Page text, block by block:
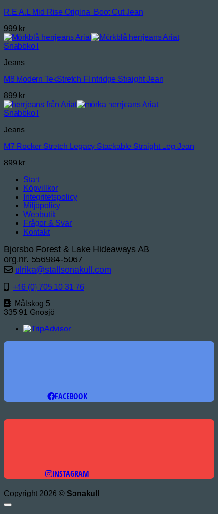
R.E.A.L Mid Rise Original Boot Cut Jean
999 kr
Snabbkoll
Jeans
M8 Modern TekStretch Flintridge Straight Jean
899 kr
Snabbkoll
Jeans
M7 Rocker Stretch Legacy Stackable Straight Leg Jean
899 kr
Start
Köpvillkor
Integritetspolicy
Miljöpolicy
Webbutik
Frågor & Svar
Kontakt
Bjorsbo Forest & Lake Hideaways AB
org.nr. 556984-5067
ulrika@stallsonakull.com
+46 (0) 705 10 31 76
Målskog 5
335 91 Gnosjö
FACEBOOK
INSTAGRAM
Copyright 2026 © Sonakull